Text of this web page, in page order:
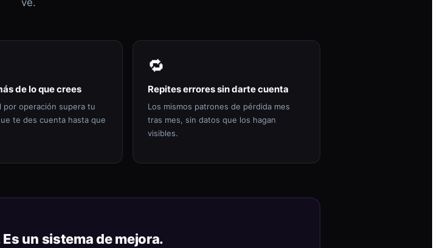
ve.
de lo que crees
por operación supera tu
te des cuenta hasta que
🔁
Repites errores sin darte cuenta
Los mismos patrones de pérdida mes
tras mes, sin datos que los hagan
visibles.
un sistema de mejora.